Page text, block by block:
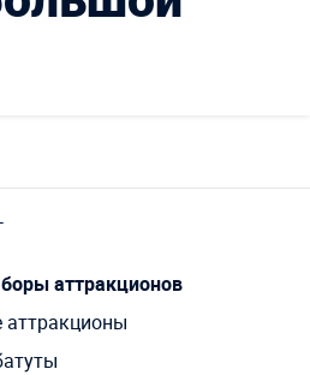
аттракционов